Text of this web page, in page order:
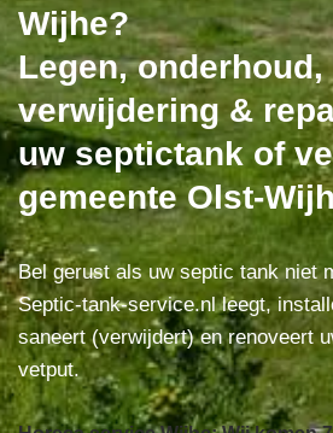
Wijhe?
Legen, onderhoud,
verwijdering &
uw septictank of
gemeente Olst-
Bel gerust als uw septic tank niet
Septic-tank-service.nl leegt,
saneert (verwijdert) en renoveert
vetput.